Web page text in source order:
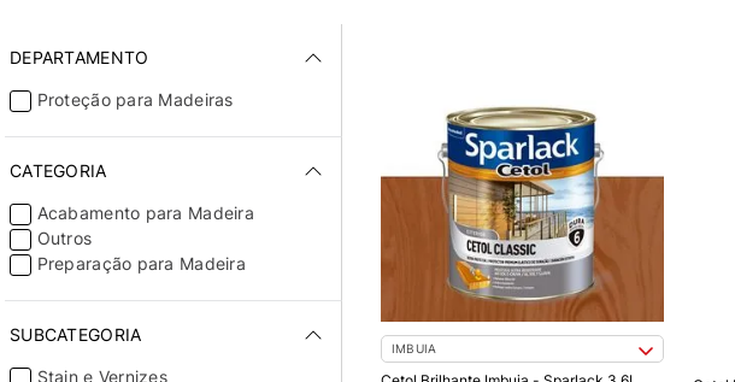
DEPARTAMENTO
Proteção para Madeiras
CATEGORIA
Acabamento para Madeira
Outros
Preparação para Madeira
SUBCATEGORIA
Stain e Vernizes
IMBUIA